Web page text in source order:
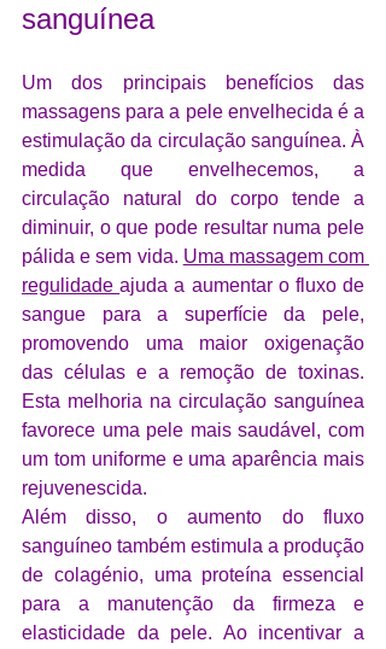
sanguínea
Um dos principais benefícios das
massagens para a pele envelhecida é a
estimulação da circulação sanguínea. À
medida que envelhecemos, a
circulação natural do corpo tende a
diminuir, o que pode resultar numa pele
pálida e sem vida. Uma massagem com
regulidade ajuda a aumentar o fluxo de
sangue para a superfície da pele,
promovendo uma maior oxigenação
das células e a remoção de toxinas.
Esta melhoria na circulação sanguínea
favorece uma pele mais saudável, com
um tom uniforme e uma aparência mais
rejuvenescida.
Além disso, o aumento do fluxo
sanguíneo também estimula a produção
de colagénio, uma proteína essencial
para a manutenção da firmeza e
elasticidade da pele. Ao incentivar a